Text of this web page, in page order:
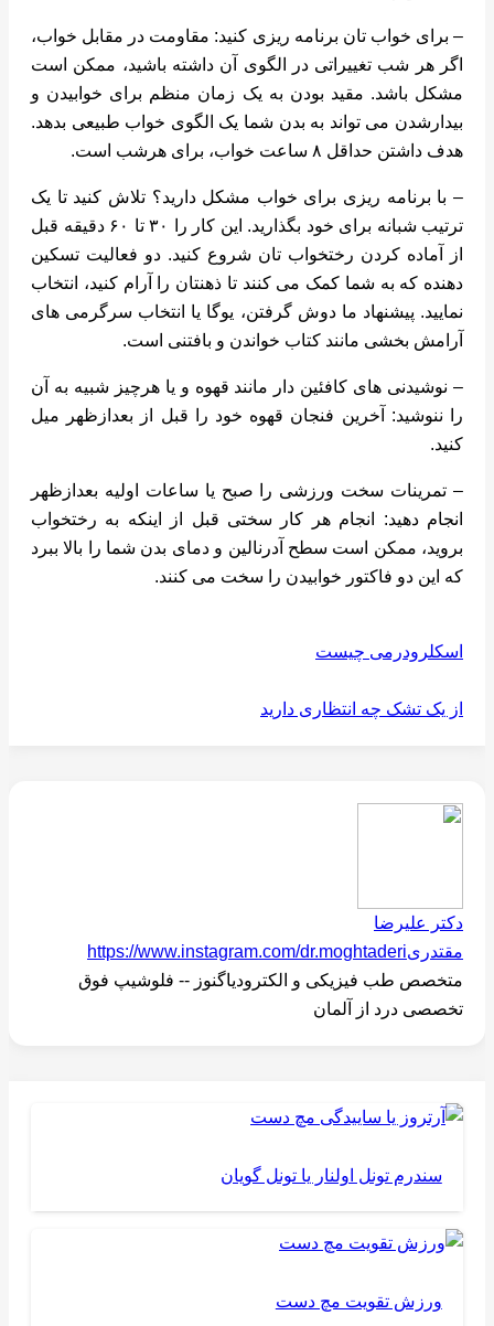
– برای خواب تان برنامه ریزی کنید: مقاومت در مقابل خواب،
اگر هر شب تغییراتی در الگوی آن داشته باشید، ممکن است
مشکل باشد. مقید بودن به یک زمان منظم برای خوابیدن و
بیدارشدن می تواند به بدن شما یک الگوی خواب طبیعی بدهد.
هدف داشتن حداقل ۸ ساعت خواب، برای هرشب است.
– با برنامه ریزی برای خواب مشکل دارید؟ تلاش کنید تا یک
ترتیب شبانه برای خود بگذارید. این کار را ۳۰ تا ۶۰ دقیقه قبل
از آماده کردن رختخواب تان شروع کنید. دو فعالیت تسکین
دهنده که به شما کمک می کنند تا ذهنتان را آرام کنید، انتخاب
نمایید. پیشنهاد ما دوش گرفتن، یوگا یا انتخاب سرگرمی های
آرامش بخشی مانند کتاب خواندن و بافتنی است.
– نوشیدنی های کافئین دار مانند قهوه و یا هرچیز شبیه به آن
را ننوشید: آخرین فنجان قهوه خود را قبل از بعدازظهر میل
کنید.
– تمرینات سخت ورزشی را صبح یا ساعات اولیه بعدازظهر
انجام دهید: انجام هر کار سختی قبل از اینکه به رختخواب
بروید، ممکن است سطح آدرنالین و دمای بدن شما را بالا ببرد
که این دو فاکتور خوابیدن را سخت می کنند.
اسکلرودرمی چیست
از یک تشک چه انتظاری دارید
دکتر علیرضا
مقتدریhttps://www.instagram.com/dr.moghtaderi
متخصص طب فیزیکی و الکترودیاگنوز -- فلوشیپ فوق
تخصصی درد از آلمان
سندرم تونل اولنار یا تونل گویان
ورزش تقویت مچ دست